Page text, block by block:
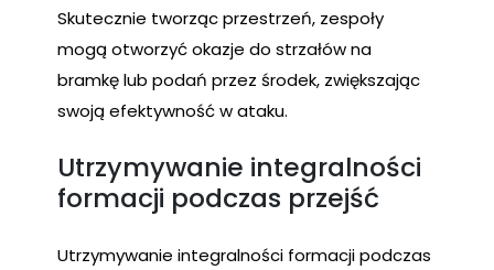
Skutecznie tworząc przestrzeń, zespoły
mogą otworzyć okazje do strzałów na
bramkę lub podań przez środek, zwiększając
swoją efektywność w ataku.
Utrzymywanie integralności
formacji podczas przejść
Utrzymywanie integralności formacji podczas